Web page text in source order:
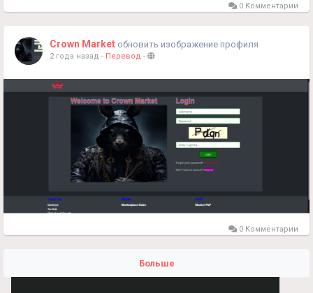
0 Комментарии
Crown Market обновить изображение профиля
2 года назад - Перевод -
0 Комментарии
Больше